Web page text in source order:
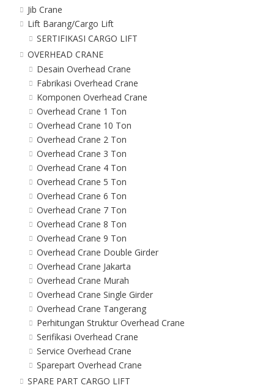
Jib Crane
Lift Barang/Cargo Lift
SERTIFIKASI CARGO LIFT
OVERHEAD CRANE
Desain Overhead Crane
Fabrikasi Overhead Crane
Komponen Overhead Crane
Overhead Crane 1 Ton
Overhead Crane 10 Ton
Overhead Crane 2 Ton
Overhead Crane 3 Ton
Overhead Crane 4 Ton
Overhead Crane 5 Ton
Overhead Crane 6 Ton
Overhead Crane 7 Ton
Overhead Crane 8 Ton
Overhead Crane 9 Ton
Overhead Crane Double Girder
Overhead Crane Jakarta
Overhead Crane Murah
Overhead Crane Single Girder
Overhead Crane Tangerang
Perhitungan Struktur Overhead Crane
Serifikasi Overhead Crane
Service Overhead Crane
Sparepart Overhead Crane
SPARE PART CARGO LIFT